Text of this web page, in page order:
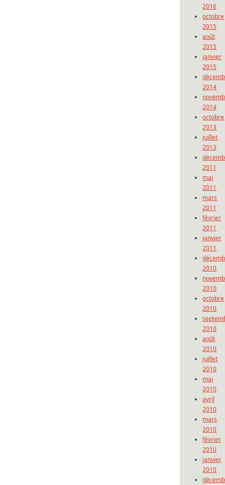
2016
octobre
2015
août
2015
janvier
2015
2014
2014
octobre
2013
juillet
2013
2011
mai
2011
mars
2011
février
2011
janvier
2011
2010
2010
octobre
2010
2010
août
2010
juillet
2010
mai
2010
avril
2010
mars
2010
février
2010
janvier
2010